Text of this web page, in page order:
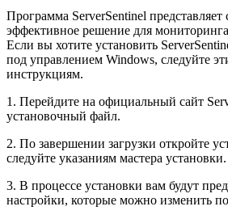
Программа ServerSentinel представляет
эффективное решение для
Если вы хотите установить
под управлением Windows, следуйте
инструкциям.
1. Перейдите на официальный сайт
установочный файл.
2. По завершении загрузки откройте
следуйте указаниям мастера установки.
3. В процессе установки вам будут
настройки, которые можно изменить